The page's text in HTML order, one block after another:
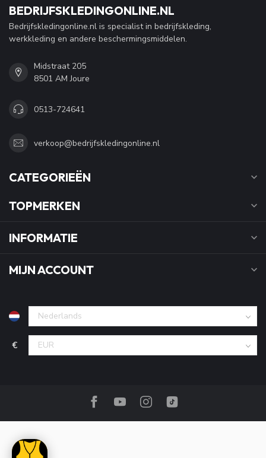
BEDRIJFSKLEDINGONLINE.NL
Bedrijfskledingonline.nl is specialist in bedrijfskleding,
werkkleding en andere beschermingsmiddelen.
Midstraat 205
8501 AM Joure
0513-724641
verkoop@bedrijfskledingonline.nl
CATEGORIEËN
TOPMERKEN
INFORMATIE
MIJN ACCOUNT
€